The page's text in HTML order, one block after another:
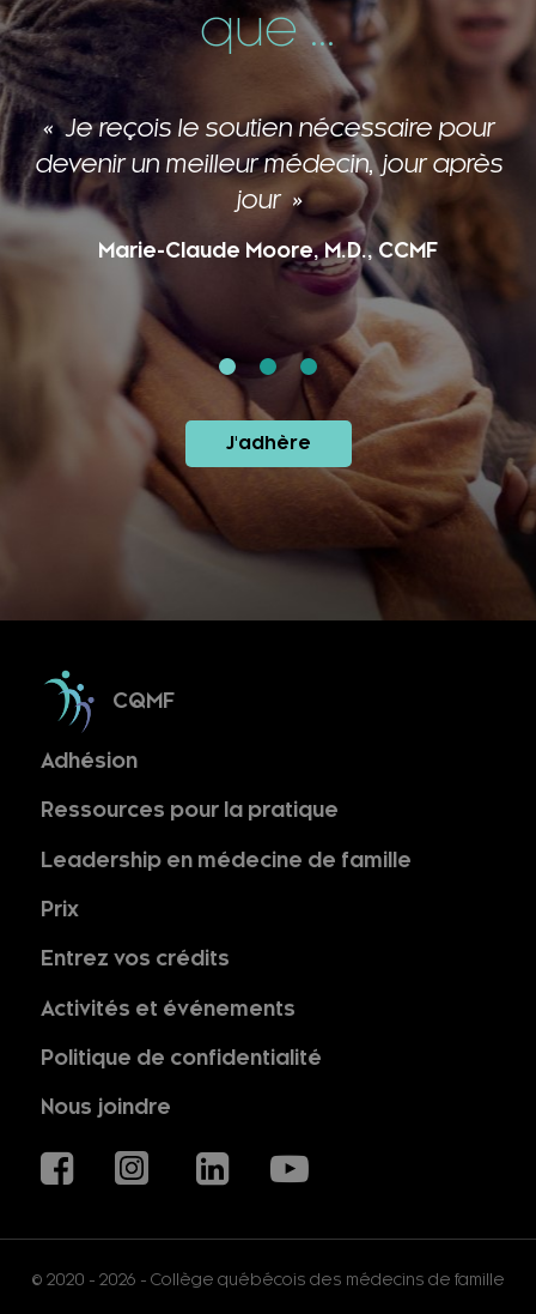
que ...
Je reçois le soutien nécessaire pour
devenir un meilleur médecin, jour après
jour
Marie-Claude Moore, M.D., CCMF
J'adhère
CQMF
Adhésion
Ressources pour la pratique
Leadership en médecine de famille
Prix
Entrez vos crédits
Activités et événements
Politique de confidentialité
Nous joindre
© 2020 - 2026 - Collège québécois des médecins de famille